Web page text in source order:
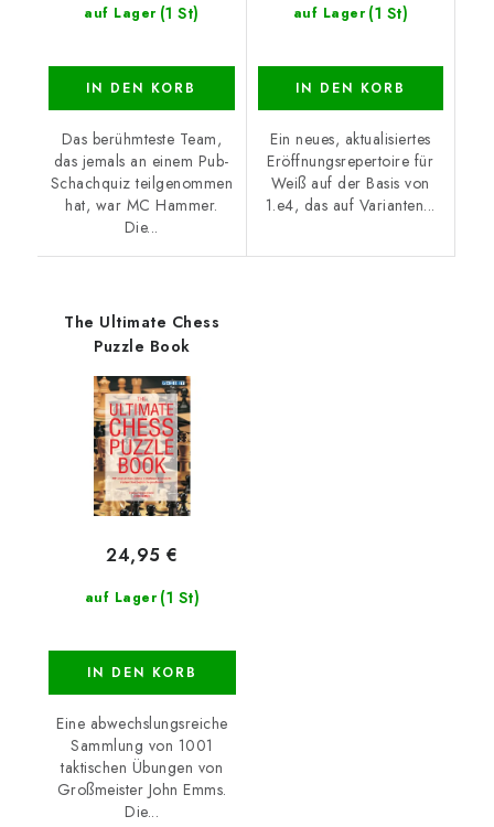
auf Lager (1 St)
IN DEN KORB
Das berühmteste Team,
das jemals an einem Pub-
Schachquiz teilgenommen
hat, war MC Hammer.
Die...
auf Lager (1 St)
IN DEN KORB
Ein neues, aktualisiertes
Eröffnungsrepertoire für
Weiß auf der Basis von
1.e4, das auf Varianten...
The Ultimate Chess
Puzzle Book
auf Lager (1 St)
24,95 €
IN DEN KORB
Eine abwechslungsreiche
Sammlung von 1001
taktischen Übungen von
Großmeister John Emms.
Die...